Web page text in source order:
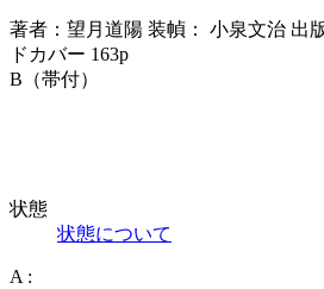
著者：望月道陽 装幀： 小泉文治 出
ドカバー 163p
B（帯付）
状態
状態について
A :